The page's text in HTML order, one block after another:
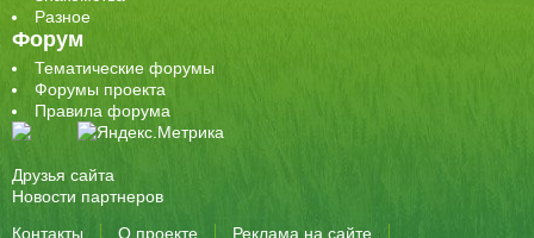
Разное
Форум
Тематические форумы
Форумы проекта
Правила форума
Друзья сайта
Новости партнеров
Контакты
О проекте Реклама на сайте